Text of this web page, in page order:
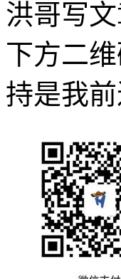
洪哥写
下方二
持是我前